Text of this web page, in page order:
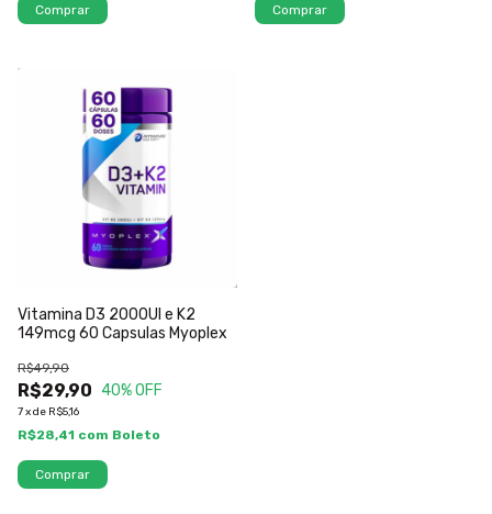
Comprar Comprar
Vitamina D3 2000UI e K2
149mcg 60 Capsulas Myoplex
R$29,90
R$49,90
40% OFF
7xde R$5,16
R$28,41 com Boleto
Comprar